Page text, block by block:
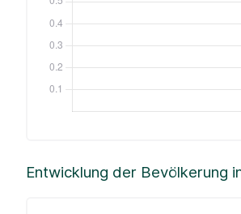
Entwicklung der Bevölkerung